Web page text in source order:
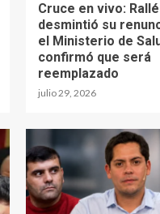
Cruce en vivo: Rallé
desmintió su
el Ministerio de
confirmó que será
reemplazado
julio 29, 2026